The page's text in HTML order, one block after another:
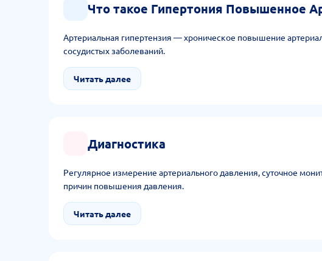
Что такое Гипертония Повышенное
Артериальная гипертензия — хроническое повышение
сосудистых заболеваний.
Читать далее
Диагностика
Регулярное измерение артериального давления, суточное
причин повышения давления.
Читать далее